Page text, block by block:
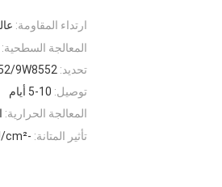
ارتداء المقاومة:
المعالجة السطحية:
تحديد: 9W8552
توصيل: 5-10 أيام
المعالجة الحرارية:
تأثير المتانة: -25J/cm²